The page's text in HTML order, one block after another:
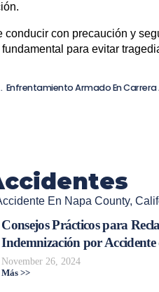
con precaución y
para evitar
Del Campo
En Napa County,
Consejos Prácticos para
Indemnización por Accidente
November 26, 2024
Más >>